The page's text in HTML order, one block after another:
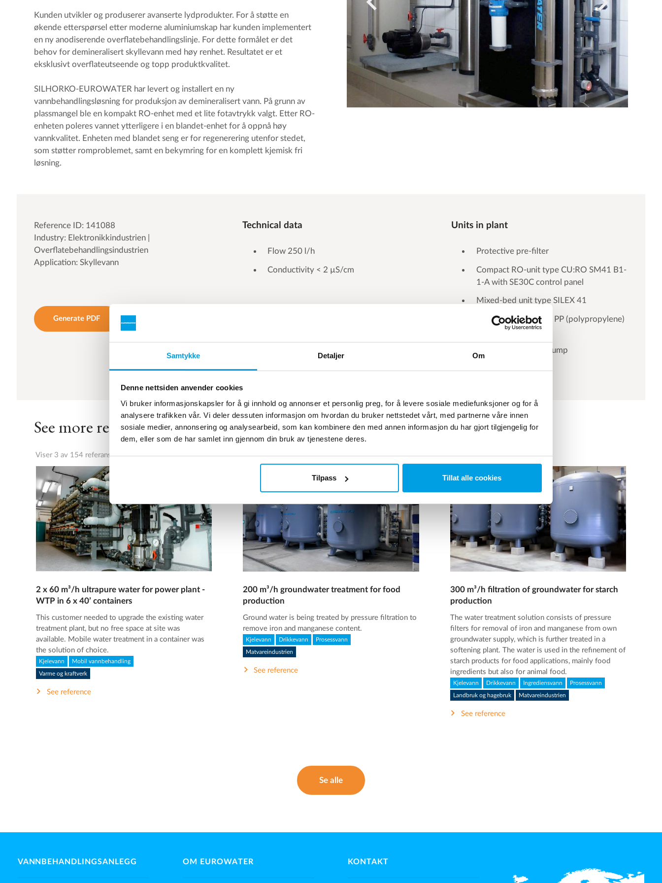
Samtykke Detaljer Om
Denne nettsiden anvender cookies
Vi bruker informasjonskapsler for å gi innhold og annonser et personlig preg, for å levere sosiale mediefunksjoner og for å
analysere trafikken vår. Vi deler dessuten informasjon om hvordan du bruker nettstedet vårt, med partnerne våre innen
sosiale medier, annonsering og analysearbeid, som kan kombinere den med annen informasjon du har gjort tilgjengelig for
dem, eller som de har samlet inn gjennom din bruk av tjenestene deres.
Tilpass Tillat alle cookies
Kunden utvikler og produserer avanserte lydprodukter. For å støtte en
økende etterspørsel etter moderne aluminiumskap har kunden implementert
en ny anodiserende overflatebehandlingslinje. For dette formålet er det
behov for demineralisert skyllevann med høy renhet. Resultatet er et
eksklusivt overflateutseende og topp produktkvalitet.
SILHORKO-EUROWATER har levert og installert en ny
vannbehandlingsløsning for produksjon av demineralisert vann. På grunn av
plassmangel ble en kompakt RO-enhet med et lite fotavtrykk valgt. Etter RO-
enheten poleres vannet ytterligere i en blandet-enhet for å oppnå høy
vannkvalitet. Enheten med blandet seng er for regenerering utenfor stedet,
som støtter romproblemet, samt en bekymring for en komplett kjemisk fri
løsning.
Reference ID: 141088
Industry: Elektronikkindustrien |
Overflatebehandlingsindustrien
Application: Skyllevann
Generate PDF
Technical data
Flow 250 l/h
Conductivity < 2 µS/cm
Units in plant
Protective pre-filter
Compact RO-unit type CU:RO SM41 B1-
1-A with SE30C control panel
Mixed-bed unit type SILEX 41
Accumulation tank in PP (polypropylene)
for DI water
Automatic booster pump
See more references
Viser 3 av 154 referanser
2 x 60 m³/h ultrapure water for power plant -
WTP in 6 x 40’ containers
This customer needed to upgrade the existing water
treatment plant, but no free space at site was
available. Mobile water treatment in a container was
the solution of choice.
Kjelevann Mobil vannbehandling
Varme og kraftverk
See reference
200 m³/h groundwater treatment for food
production
Ground water is being treated by pressure filtration to
remove iron and manganese content.
Kjelevann Drikkevann Prosessvann
Matvareindustrien
See reference
300 m³/h filtration of groundwater for starch
production
The water treatment solution consists of pressure
filters for removal of iron and manganese from own
groundwater supply, which is further treated in a
softening plant. The water is used in the refinement of
starch products for food applications, mainly food
ingredients but also for animal food.
Kjelevann Drikkevann Ingrediensvann Prosessvann
Landbruk og hagebruk Matvareindustrien
See reference
Se alle
VANNBEHANDLINGSANLEGG OM EUROWATER KONTAKT